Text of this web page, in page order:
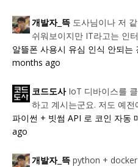
개발자_뜩 도사님이나 저
쉬워보이지만 IT라고는 인
알뜰폰 사용시 유심 인식 안되는
months ago
코드도사 IoT 디바이스를
하고 계시는군요. 저도 예전
파이썬 + 빗썸 API 로 코인 자동
ago
개발자_뜩 python +